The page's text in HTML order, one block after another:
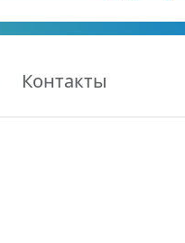
Контакты